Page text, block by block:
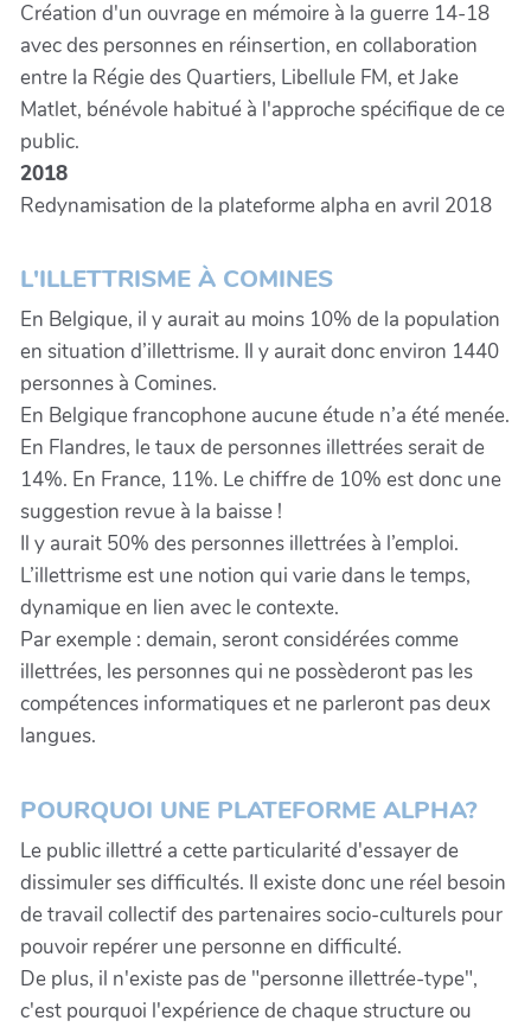
Création d'un ouvrage en mémoire à la guerre 14-18
avec des personnes en réinsertion, en collaboration
entre la Régie des Quartiers, Libellule FM, et Jake
Matlet, bénévole habitué à l'approche spécifique de ce
public.
2018
Redynamisation de la plateforme alpha en avril 2018
L'ILLETTRISME À COMINES
En Belgique, il y aurait au moins 10% de la population
en situation d’illettrisme. Il y aurait donc environ 1440
personnes à Comines.
En Belgique francophone aucune étude n’a été menée.
En Flandres, le taux de personnes illettrées serait de
14%. En France, 11%. Le chiffre de 10% est donc une
suggestion revue à la baisse !
Il y aurait 50% des personnes illettrées à l’emploi.
L’illettrisme est une notion qui varie dans le temps,
dynamique en lien avec le contexte.
Par exemple : demain, seront considérées comme
illettrées, les personnes qui ne possèderont pas les
compétences informatiques et ne parleront pas deux
langues.
POURQUOI UNE PLATEFORME ALPHA?
Le public illettré a cette particularité d'essayer de
dissimuler ses difficultés. Il existe donc une réel besoin
de travail collectif des partenaires socio-culturels pour
pouvoir repérer une personne en difficulté.
De plus, il n'existe pas de "personne illettrée-type",
c'est pourquoi l'expérience de chaque structure ou